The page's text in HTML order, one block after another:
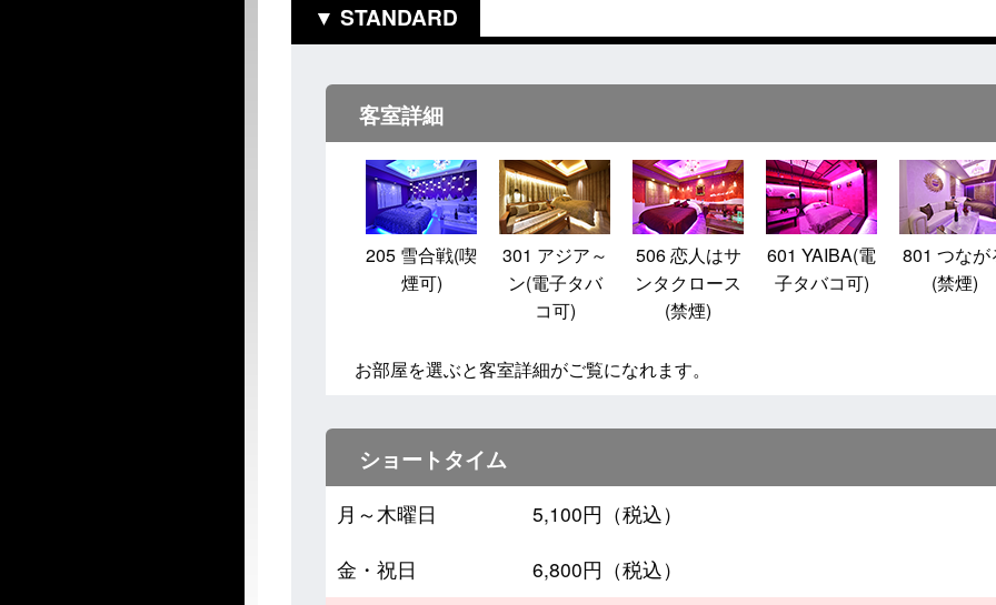
STANDARD
客室詳細
205 雪合戦(喫
煙可)
301 アジア～
ン(電子タバ
コ可)
506 恋人はサ
ンタクロース
(禁煙)
601 YAIBA(電
子タバコ可)
801 つなが
(禁煙)
お部屋を選ぶと客室詳細がご覧になれます。
ショートタイム
月～木曜日
5,100円（税込）
金・祝日
6,800円（税込）